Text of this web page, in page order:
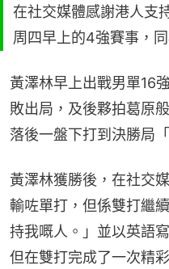
在社交媒體感謝港人支
周四早上的4強賽事，
黃澤林早上出戰男單16
敗出局，及後夥拍葛原
落後一盤下打到決勝局
黃澤林獲勝後，在社交
輸咗單打，但係雙打繼
持我嘅人。」並以英語
但在雙打完成了一次精